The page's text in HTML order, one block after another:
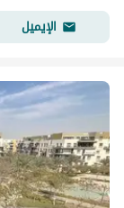
الإيميل